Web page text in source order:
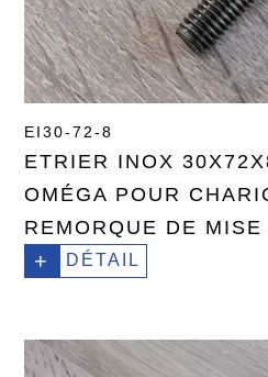
EI30-72-8
ETRIER INOX
OMÉGA POUR
REMORQUE DE
+ DÉTAIL